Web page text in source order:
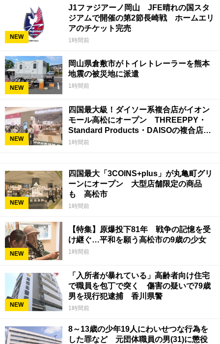
NEW
J1ファジアーノ岡山 JFE晴れの国スタ
ジアムで開催の第2節長崎戦 ホームエリ
アのチケット完売
1時間前
NEW
岡山県倉敷市がトイレトレーラーを熊本
地震の被災地に派遣
1時間前
NEW
四国最大級！ダイソー系複合店がイオン
モール高松にオープン THREEPPY・
Standard Products・DAISOの複合店は
香川県初
1時間前
NEW
四国最大「3COINS+plus」が丸亀町グリ
ーンにオープン 大型店舗限定の商品
も 高松市
1時間前
NEW
【特集】原爆投下81年 戦争の記憶を受
け継ぐ…平和を願う高松市の9歳の少女
1時間前
NEW
「入所者が暴れている」高齢者向け住宅
で職員を包丁で突く 傷害の疑いで79歳
男を現行犯逮捕 香川県警
1時間前
8～13歳の少年19人にわいせつな行為を
した罪など 元団体職員の男(31)に懲役